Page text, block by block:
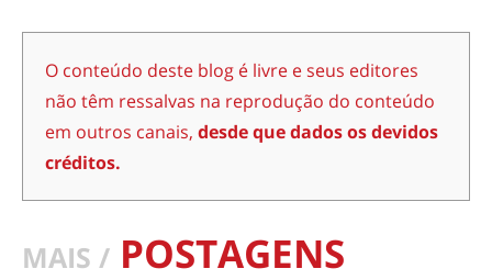
O conteúdo deste blog é livre e seus editores
não têm ressalvas na reprodução do conteúdo
em outros canais, desde que dados os devidos
créditos.
MAIS / POSTAGENS